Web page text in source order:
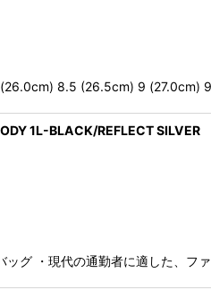
8.5 (26.5cm) 9 (27.0cm)
1L-BLACK/REFLECT SILVER
ッグ ・現代の通勤者に適した、